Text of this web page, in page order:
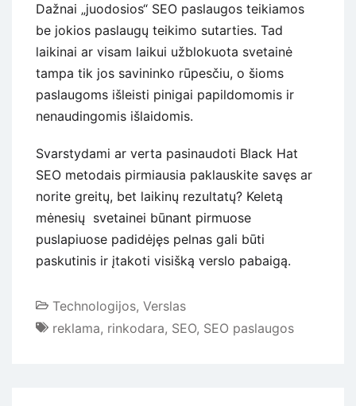
Dažnai „juodosios“ SEO paslaugos teikiamos
be jokios paslaugų teikimo sutarties. Tad
laikinai ar visam laikui užblokuota svetainė
tampa tik jos savininko rūpesčiu, o šioms
paslaugoms išleisti pinigai papildomomis ir
nenaudingomis išlaidomis.
Svarstydami ar verta pasinaudoti Black Hat
SEO metodais pirmiausia paklauskite savęs ar
norite greitų, bet laikinų rezultatų? Keletą
mėnesių svetainei būnant pirmuose
puslapiuose padidėjęs pelnas gali būti
paskutinis ir įtakoti visišką verslo pabaigą.
Technologijos, Verslas
reklama, rinkodara, SEO, SEO paslaugos